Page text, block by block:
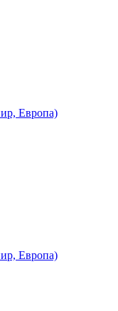
Европа)
Европа)